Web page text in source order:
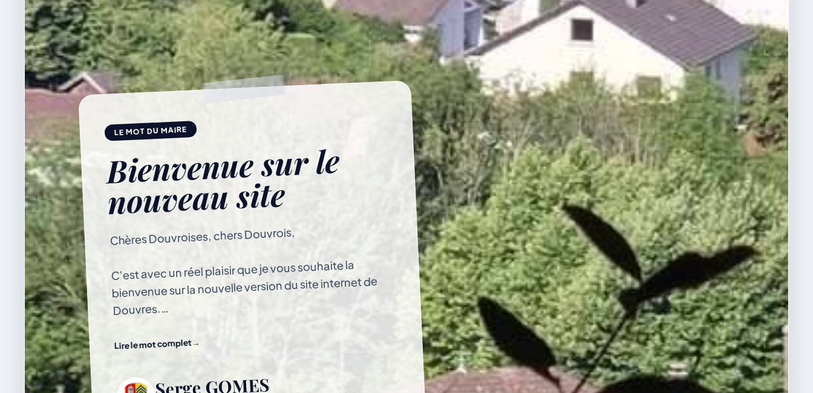
LE MOT DU MAIRE
Bienvenue sur le
nouveau site
Chères Douvroises, chers Douvrois,
C'est avec un réel plaisir que je vous souhaite la
bienvenue sur la nouvelle version du site internet de
Douvres.
Un peu plus de cent jours après l'installation de la
nouvelle équipe municipale, nous sommes heureux de
vous présenter ce nouvel outil de communication.
Lire le mot complet→
Serge GOMES